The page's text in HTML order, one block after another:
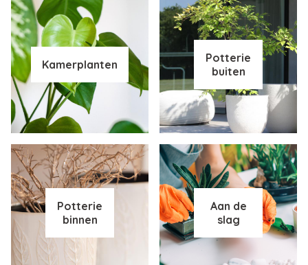
Kamerplanten
Potterie
buiten
Potterie
binnen
Aan de
slag